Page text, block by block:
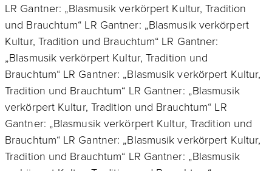
LR Gantner: „Blasmusik verkörpert Kultur, Tradition
und Brauchtum“ LR Gantner: „Blasmusik verkörpert
Kultur, Tradition und Brauchtum“ LR Gantner:
„Blasmusik verkörpert Kultur, Tradition und
Brauchtum“ LR Gantner: „Blasmusik verkörpert Kultur,
Tradition und Brauchtum“ LR Gantner: „Blasmusik
verkörpert Kultur, Tradition und Brauchtum“ LR
Gantner: „Blasmusik verkörpert Kultur, Tradition und
Brauchtum“ LR Gantner: „Blasmusik verkörpert Kultur,
Tradition und Brauchtum“ LR Gantner: „Blasmusik